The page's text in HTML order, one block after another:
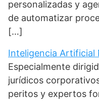
personalizadas y
de automatizar
[…]
Inteligencia Artificial
Especialmente
jurídicos
peritos y expertos